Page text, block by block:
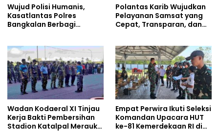
Wujud Polisi Humanis,
Kasatlantas Polres
Bangkalan Berbagi
Ahmad Ibrahim
Polantas Karib Wujudkan
Pelayanan Samsat yang
Cepat, Transparan, dan
Wadan Kodaeral XI Tinjau
Kerja Bakti Pembersihan
Stadion Katalpal Merauke,
Empat Perwira Ikuti Seleksi
Komandan Upacara HUT
ke-81 Kemerdekaan RI di